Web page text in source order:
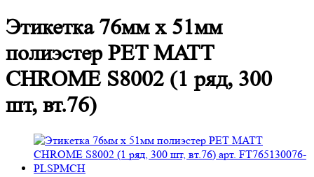
Этикетка 76мм х 51мм
полиэстер PET MATT
CHROME S8002 (1 ряд, 300
шт, вт.76)